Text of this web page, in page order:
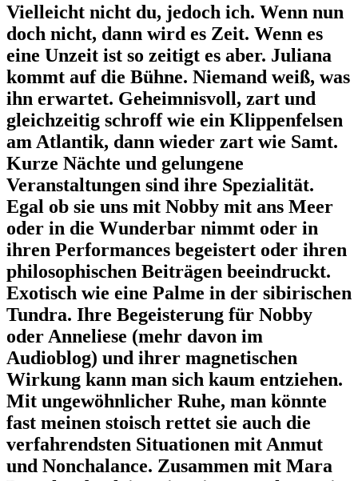
Vielleicht nicht du, jedoch ich. Wenn nun
doch nicht, dann wird es Zeit. Wenn es
eine Unzeit ist so zeitigt es aber. Juliana
kommt auf die Bühne. Niemand weiß, was
ihn erwartet. Geheimnisvoll, zart und
gleichzeitig schroff wie ein Klippenfelsen
am Atlantik, dann wieder zart wie Samt.
Kurze Nächte und gelungene
Veranstaltungen sind ihre Spezialität.
Egal ob sie uns mit Nobby mit ans Meer
oder in die Wunderbar nimmt oder in
ihren Performances begeistert oder ihren
philosophischen Beiträgen beeindruckt.
Exotisch wie eine Palme in der sibirischen
Tundra. Ihre Begeisterung für Nobby
oder Anneliese (mehr davon im
Audioblog) und ihrer magnetischen
Wirkung kann man sich kaum entziehen.
Mit ungewöhnlicher Ruhe, man könnte
fast meinen stoisch rettet sie auch die
verfahrendsten Situationen mit Anmut
und Nonchalance. Zusammen mit Mara